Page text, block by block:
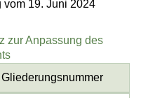
vom 19. Juni 2024
zur Anpassung des